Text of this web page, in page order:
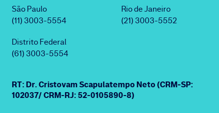
São Paulo
(11) 3003-5554
Rio de Janeiro
(21) 3003-5552
Distrito Federal
(61) 3003-5554
RT: Dr. Cristovam Scapulatempo Neto (CRM-SP:
102037/ CRM-RJ: 52-0105890-8)